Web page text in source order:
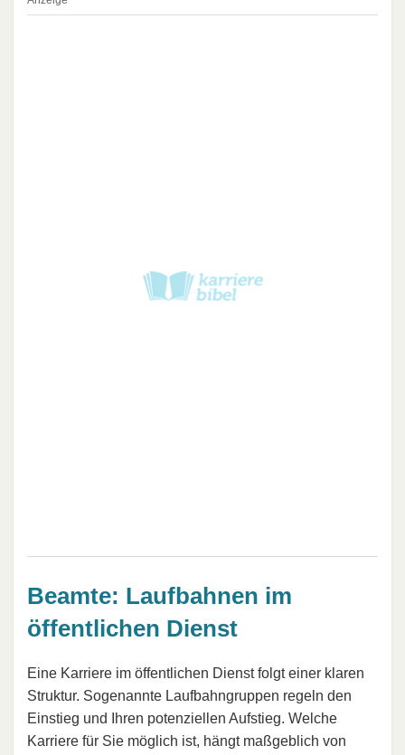
Beamte: Laufbahnen im
öffentlichen Dienst
Eine Karriere im öffentlichen Dienst folgt einer klaren
Struktur. Sogenannte Laufbahngruppen regeln den
Einstieg und Ihren potenziellen Aufstieg. Welche
Karriere für Sie möglich ist, hängt maßgeblich von